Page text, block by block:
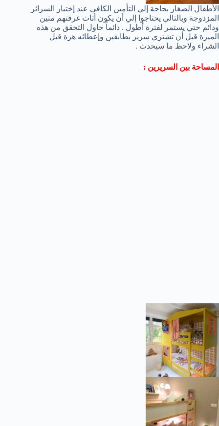
الأطفال الصغار بحاجة إلي التأمين الكافي عند إختيار السرائر
المزدوجة وبالتالي يحتاجوا إلي أن يكون أثاث غرفتهم متين
ودائم حتي يستمر لفترة أطول . دائماً حاول التحقق من هذه
الميزة قبل أن تشتري سرير بطابقين وإعطائه هزة قبل
الشراء ولاحظ ما سيحدث .
المساحة بين السريرين :